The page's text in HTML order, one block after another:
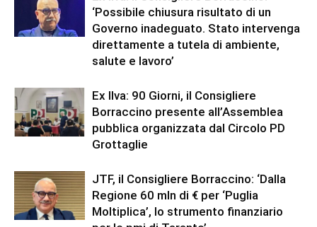
‘Possibile chiusura risultato di un
Governo inadeguato. Stato intervenga
direttamente a tutela di ambiente,
salute e lavoro’
Ex Ilva: 90 Giorni, il Consigliere
Borraccino presente all’Assemblea
pubblica organizzata dal Circolo PD
Grottaglie
JTF, il Consigliere Borraccino: ‘Dalla
Regione 60 mln di € per ‘Puglia
Moltiplica’, lo strumento finanziario